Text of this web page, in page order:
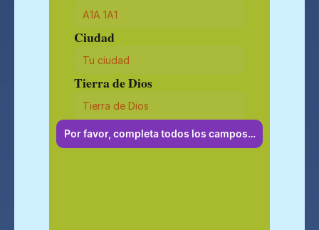
Ciudad
Tierra de Dios
Por favor, completa todos los campos…